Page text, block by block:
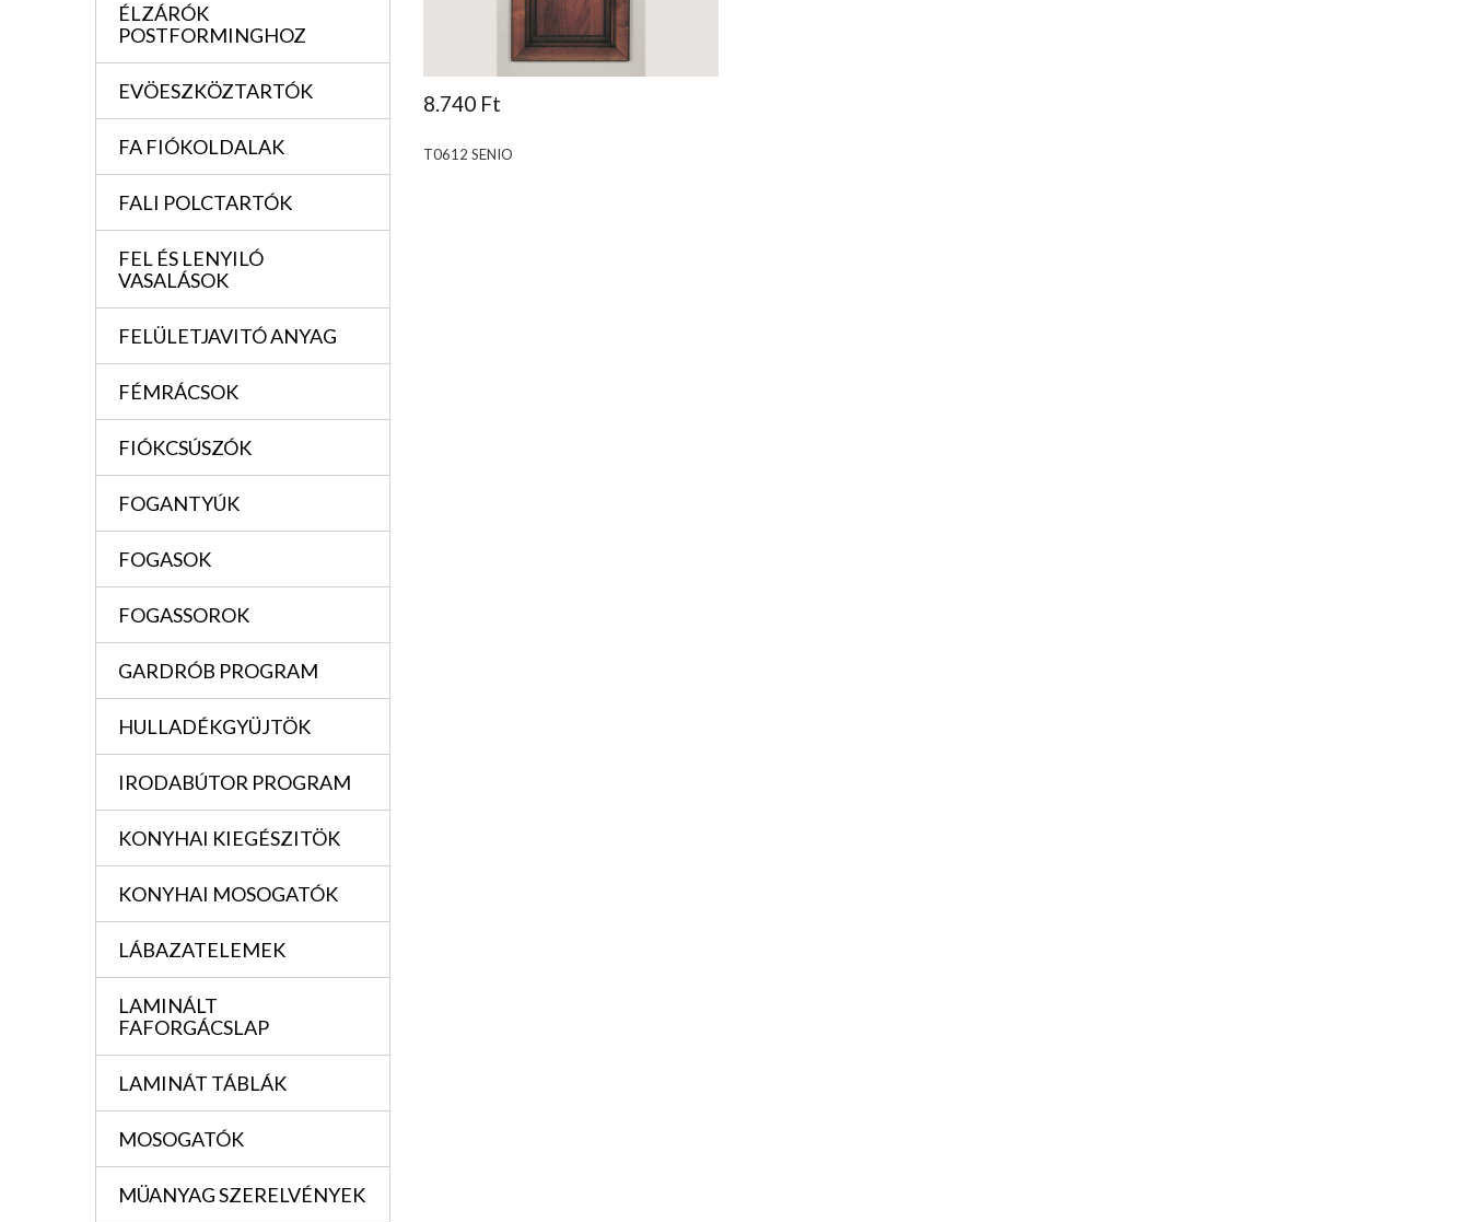
ÉLZÁRÓK
POSTFORMINGHOZ
EVÖESZKÖZTARTÓK
FA FIÓKOLDALAK
FALI POLCTARTÓK
FEL ÉS LENYILÓ
VASALÁSOK
FELÜLETJAVITÓ ANYAG
FÉMRÁCSOK
FIÓKCSÚSZÓK
FOGANTYÚK
FOGASOK
FOGASSOROK
GARDRÓB PROGRAM
HULLADÉKGYÜJTÖK
IRODABÚTOR PROGRAM
KONYHAI KIEGÉSZITÖK
KONYHAI MOSOGATÓK
LÁBAZATELEMEK
LAMINÁLT
FAFORGÁCSLAP
LAMINÁT TÁBLÁK
MOSOGATÓK
MÜANYAG SZERELVÉNYEK
8.740 Ft
T0612 SENIO